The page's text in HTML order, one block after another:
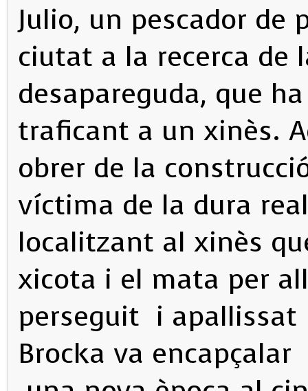
Julio, un pescador
ciutat a la recerca de
desapareguda, que
traficant a un xinès.
obrer de la
víctima de la dura
localitzant al xinès
xicota i el mata per
perseguit i
Brocka va